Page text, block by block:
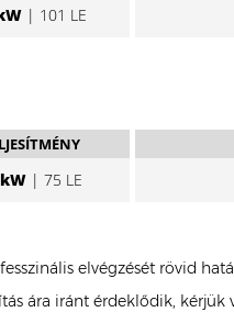
| 101 LE
| 75 LE
elvégzését rövid
ára iránt érdeklődik,